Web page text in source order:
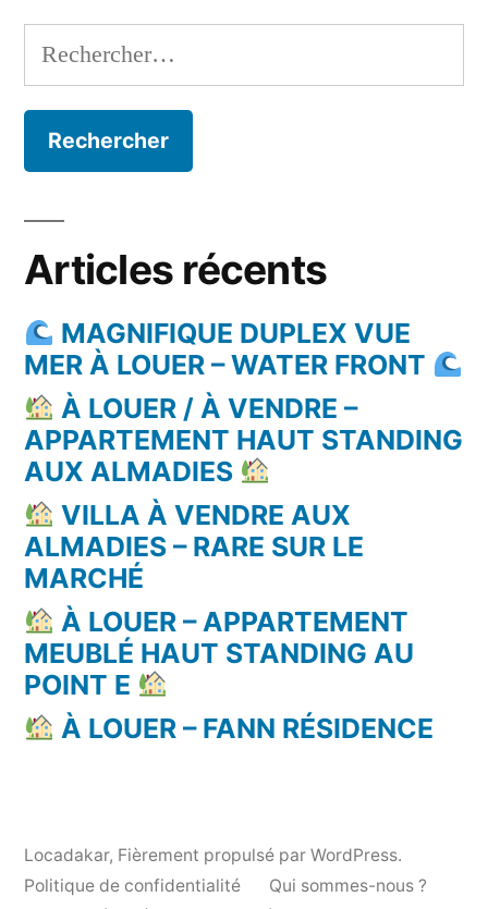
Rechercher :
Articles récents
MAGNIFIQUE DUPLEX VUE
MER À LOUER – WATER FRONT
À LOUER / À VENDRE –
APPARTEMENT HAUT STANDING
AUX ALMADIES
VILLA À VENDRE AUX
ALMADIES – RARE SUR LE
MARCHÉ
À LOUER – APPARTEMENT
MEUBLÉ HAUT STANDING AU
POINT E
À LOUER – FANN RÉSIDENCE
Locadakar, Fièrement propulsé par WordPress.
Politique de confidentialité
Qui sommes-nous ?